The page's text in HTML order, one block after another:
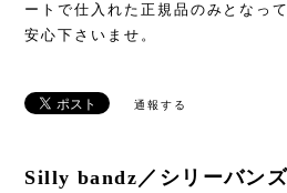
ートで仕入れた正規品のみとなっ
安心下さいませ。
通報する
Silly bandz／シリーバン